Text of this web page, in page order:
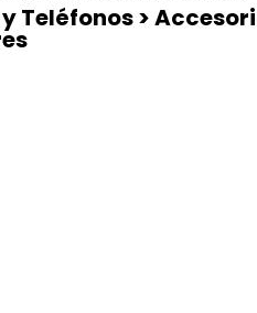
Teléfonos >